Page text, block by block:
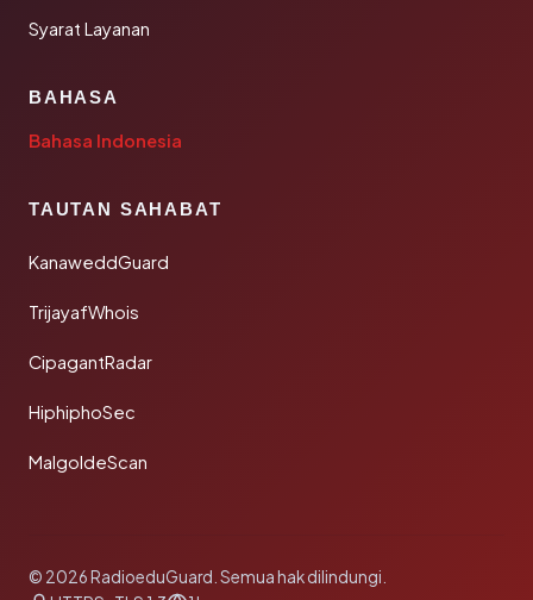
Syarat Layanan
BAHASA
Bahasa Indonesia
TAUTAN SAHABAT
KanaweddGuard
TrijayafWhois
CipagantRadar
HiphiphoSec
MalgoldeScan
© 2026 RadioeduGuard. Semua hak dilindungi.